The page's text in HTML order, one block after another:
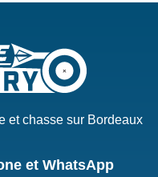
et chasse sur Bordeaux
et WhatsApp